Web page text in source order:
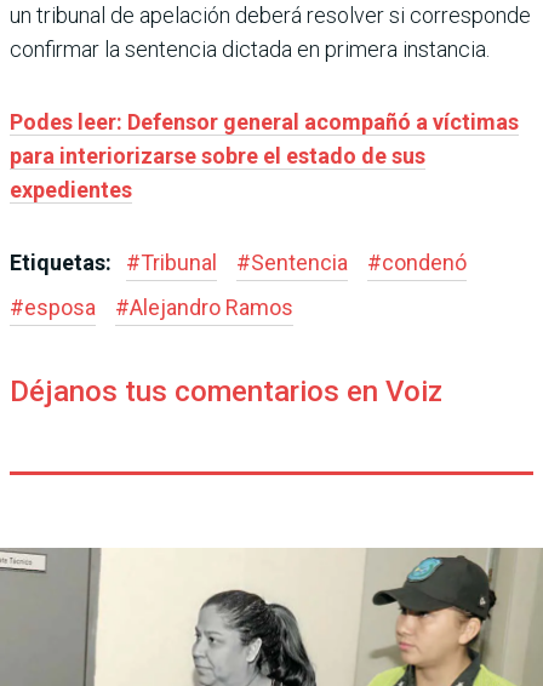
un tribunal de apelación deberá resolver si corresponde
confirmar la sentencia dictada en primera instancia.
Podes leer: Defensor general acompañó a víctimas
para interiorizarse sobre el estado de sus
expedientes
Etiquetas: #Tribunal #Sentencia #condenó
#esposa #Alejandro Ramos
Déjanos tus comentarios en Voiz